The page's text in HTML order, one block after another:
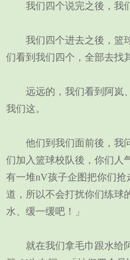
我们四个说完之後，我们
我们四个进去之後，篮球
们看到我们四个，全部去找
远远的，我们看到阿岚
我们这。
他们到我们面前後，我
们加入篮球校队後，你们人
有一堆nV孩子企图把你们
道，所以不会打扰你们练球
水、缓一缓吧！」
就在我们拿毛巾跟水给阿